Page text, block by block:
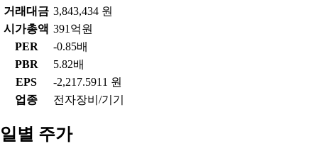
거래대금 3,843,434 원
시가총액 391억원
PER
-0.85배
PBR
5.82배
EPS
-2,217.5911 원
업종
전자장비/기기
일별 주가